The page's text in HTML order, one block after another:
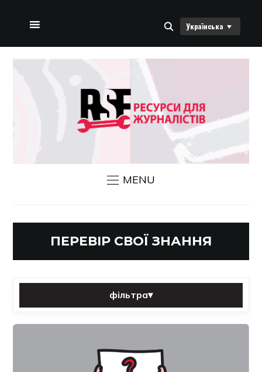
ДОМАШНЯ СТОРІНКА
ЗВ’ЯЗАТИСЯ З НАМИ
Українська
MENU
ПЕРЕВІР СВОЇ ЗНАННЯ
фільтра▾